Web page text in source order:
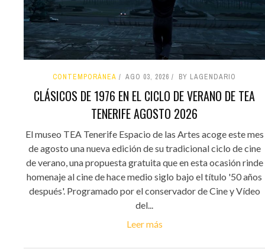
CONTEMPORÁNEA AGO 03, 2026 BY LAGENDARIO
CLÁSICOS DE 1976 EN EL CICLO DE VERANO DE TEA
TENERIFE AGOSTO 2026
El museo TEA Tenerife Espacio de las Artes acoge este mes
de agosto una nueva edición de su tradicional ciclo de cine
de verano, una propuesta gratuita que en esta ocasión rinde
homenaje al cine de hace medio siglo bajo el título '50 años
después'. Programado por el conservador de Cine y Vídeo
del...
Leer más